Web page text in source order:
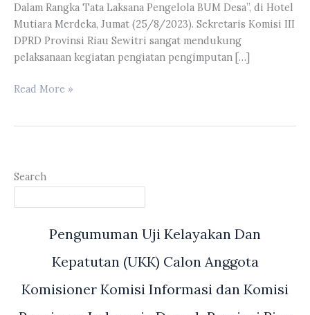
Dalam Rangka Tata Laksana Pengelola BUM Desa”, di Hotel
Mutiara Merdeka, Jumat (25/8/2023). Sekretaris Komisi III
DPRD Provinsi Riau Sewitri sangat mendukung
pelaksanaan kegiatan pengiatan pengimputan […]
Sewitri
Penginputan
Profil
BUM
SIBEDESING
Read More »
Search
Pengumuman Uji Kelayakan Dan
Kepatutan (UKK) Calon Anggota
Komisioner Komisi Informasi dan Komisi